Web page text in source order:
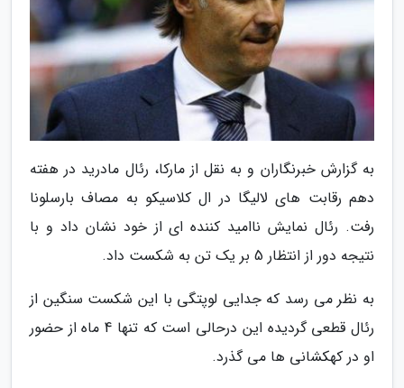
به گزارش خبرنگاران و به نقل از مارکا، رئال مادرید در هفته
دهم رقابت های لالیگا در ال کلاسیکو به مصاف بارسلونا
رفت. رئال نمایش ناامید کننده ای از خود نشان داد و با
نتیجه دور از انتظار 5 بر یک تن به شکست داد.
به نظر می رسد که جدایی لوپتگی با این شکست سنگین از
رئال قطعی گردیده این درحالی است که تنها 4 ماه از حضور
او در کهکشانی ها می گذرد.